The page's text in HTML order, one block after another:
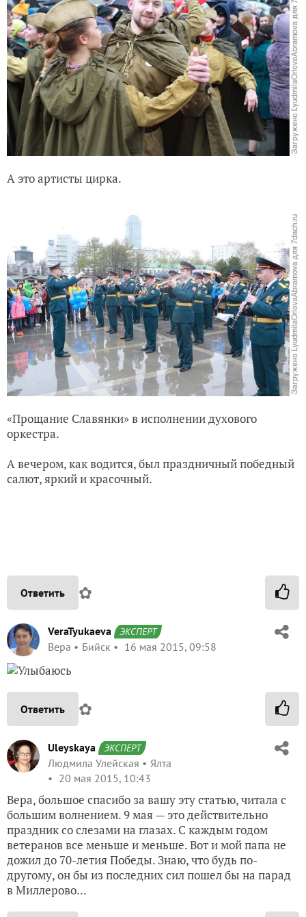
А это артисты цирка.
«Прощание Славянки» в исполнении духового
оркестра.
А вечером, как водится, был праздничный победный
салют, яркий и красочный.
Ответить ✿
VeraTyukaeva ЭКСПЕРТ
Вера Бийск 16 мая 2015, 09:58
Ответить ✿
Uleyskaya ЭКСПЕРТ
Людмила Улейская
Ялта
20 мая 2015, 10:43
Вера, большое спасибо за вашу эту статью, читала с
большим волнением. 9 мая — это действительно
праздник со слезами на глазах. С каждым годом
ветеранов все меньше и меньше. Вот и мой папа не
дожил до 70-летия Победы. Знаю, что будь по-
другому, он бы из последних сил пошел бы на парад
в Миллерово...